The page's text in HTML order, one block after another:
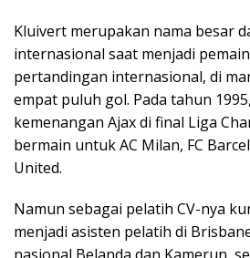
Kluivert merupakan nama besar
internasional saat menjadi
pertandingan internasional, di
empat puluh gol. Pada tahun
kemenangan Ajax di final Liga
bermain untuk AC Milan, FC
United.
Namun sebagai pelatih CV-nya
menjadi asisten pelatih di
nasional Belanda dan Kamerun,